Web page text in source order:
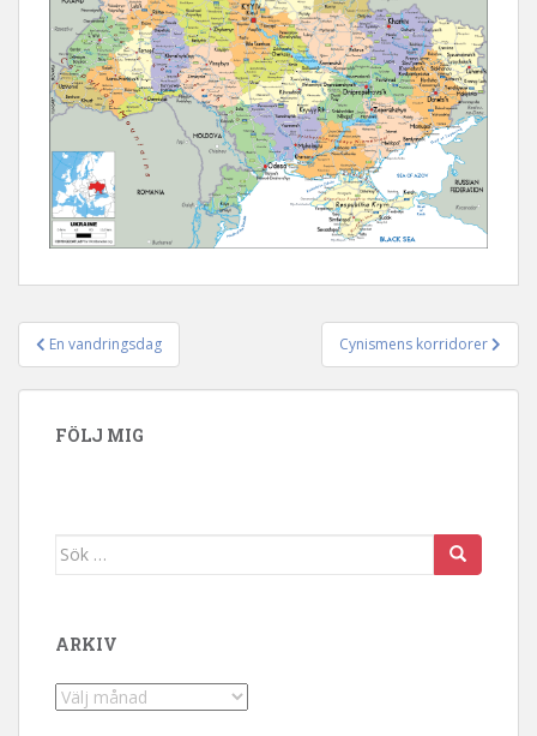
Inläggsnavigering
En vandringsdag Cynismens korridorer
FÖLJ MIG
Sök efter:
ARKIV
Arkiv